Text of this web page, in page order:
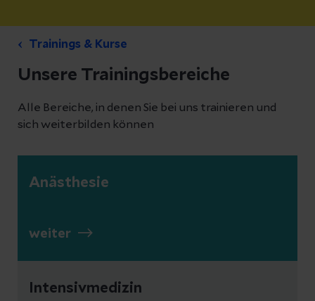
Trainings & Kurse
Unsere Trainingsbereiche
Alle Bereiche, in denen Sie bei uns trainieren und
sich weiterbilden können
Anästhesie
weiter
Intensivmedizin